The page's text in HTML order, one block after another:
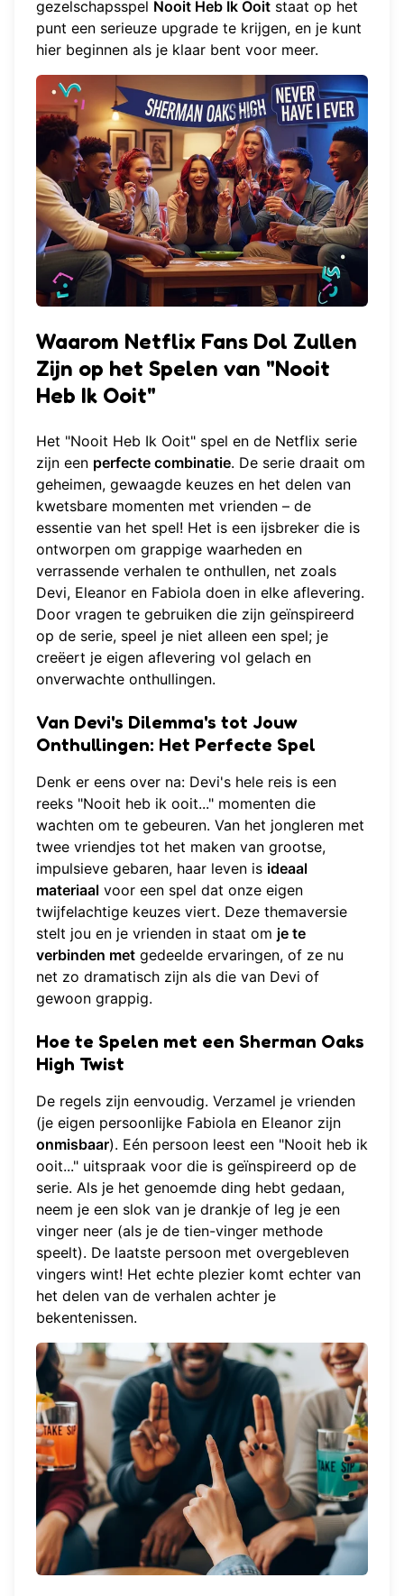
gezelschapsspel Nooit Heb Ik Ooit staat op het
punt een serieuze upgrade te krijgen, en je kunt
hier beginnen als je klaar bent voor meer.
Waarom Netflix Fans Dol Zullen
Zijn op het Spelen van "Nooit
Heb Ik Ooit"
Het "Nooit Heb Ik Ooit" spel en de Netflix serie
zijn een perfecte combinatie. De serie draait om
geheimen, gewaagde keuzes en het delen van
kwetsbare momenten met vrienden – de
essentie van het spel! Het is een ijsbreker die is
ontworpen om grappige waarheden en
verrassende verhalen te onthullen, net zoals
Devi, Eleanor en Fabiola doen in elke aflevering.
Door vragen te gebruiken die zijn geïnspireerd
op de serie, speel je niet alleen een spel; je
creëert je eigen aflevering vol gelach en
onverwachte onthullingen.
Van Devi's Dilemma's tot Jouw
Onthullingen: Het Perfecte Spel
Denk er eens over na: Devi's hele reis is een
reeks "Nooit heb ik ooit..." momenten die
wachten om te gebeuren. Van het jongleren met
twee vriendjes tot het maken van grootse,
impulsieve gebaren, haar leven is ideaal
materiaal voor een spel dat onze eigen
twijfelachtige keuzes viert. Deze themaversie
stelt jou en je vrienden in staat om je te
verbinden met gedeelde ervaringen, of ze nu
net zo dramatisch zijn als die van Devi of
gewoon grappig.
Hoe te Spelen met een Sherman Oaks
High Twist
De regels zijn eenvoudig. Verzamel je vrienden
(je eigen persoonlijke Fabiola en Eleanor zijn
onmisbaar). Eén persoon leest een "Nooit heb ik
ooit..." uitspraak voor die is geïnspireerd op de
serie. Als je het genoemde ding hebt gedaan,
neem je een slok van je drankje of leg je een
vinger neer (als je de tien-vinger methode
speelt). De laatste persoon met overgebleven
vingers wint! Het echte plezier komt echter van
het delen van de verhalen achter je
bekentenissen.